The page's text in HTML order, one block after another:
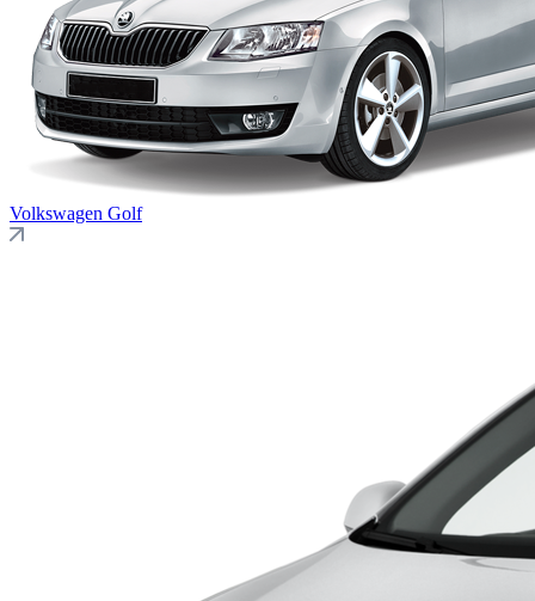
Volkswagen Golf